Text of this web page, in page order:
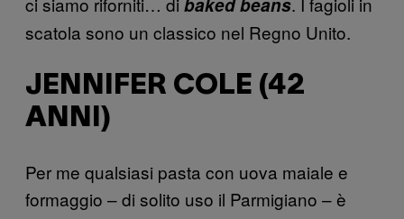
baked beans
scatola sono un classico nel Regno Unito.
JENNIFER COLE (42
ANNI)
Per me qualsiasi pasta con uova maiale e
formaggio – di solito uso il Parmigiano – è